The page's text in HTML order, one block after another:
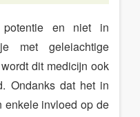
en niet in
met geleiachtige
dit medicijn ook
Ondanks dat het in
enkele invloed op de